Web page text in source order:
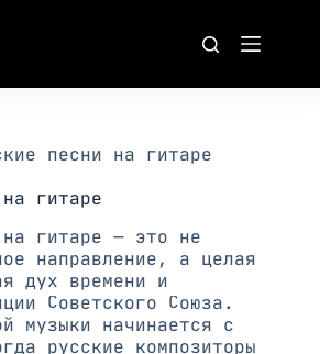
песни на гитаре
гитаре
на гитаре — это не
направление, а целая
дух времени и
Советского Союза.
музыки начинается с
русские композиторы